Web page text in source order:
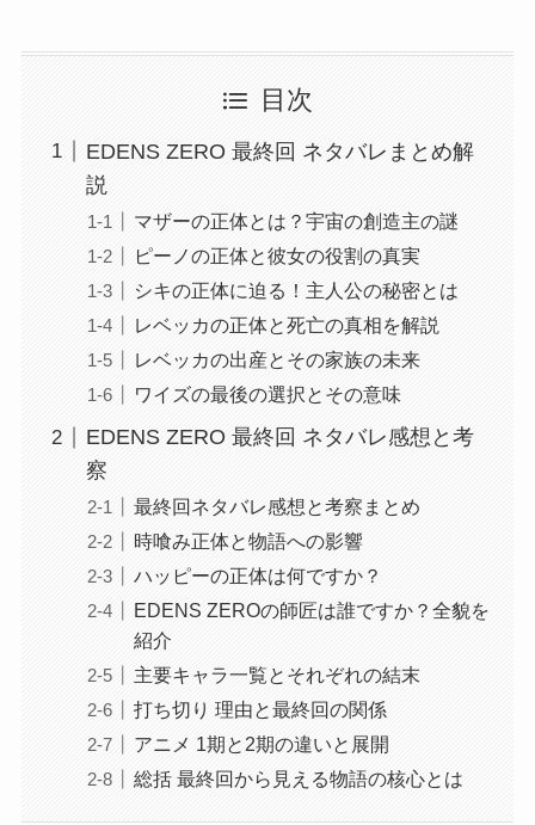
目次
EDENS ZERO 最終回 ネタバレまとめ解
説
マザーの正体とは？宇宙の創造主の謎
ピーノの正体と彼女の役割の真実
シキの正体に迫る！主人公の秘密とは
レベッカの正体と死亡の真相を解説
レベッカの出産とその家族の未来
ワイズの最後の選択とその意味
EDENS ZERO 最終回 ネタバレ感想と考
察
最終回ネタバレ感想と考察まとめ
時喰み正体と物語への影響
ハッピーの正体は何ですか？
EDENS ZEROの師匠は誰ですか？全貌を
紹介
主要キャラ一覧とそれぞれの結末
打ち切り 理由と最終回の関係
アニメ 1期と2期の違いと展開
総括 最終回から見える物語の核心とは